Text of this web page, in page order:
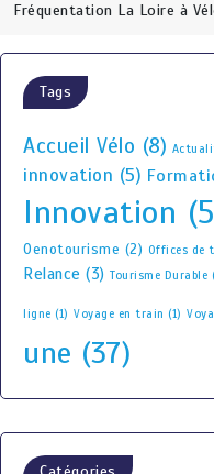
Fréquentation La Loire à
Tags
Accueil Vélo (8)
innovation (5)
Innovation
Oenotourisme (2) Offices de
Relance (3) Tourisme Durable
ligne (1) Voyage en train (1)
une (37)